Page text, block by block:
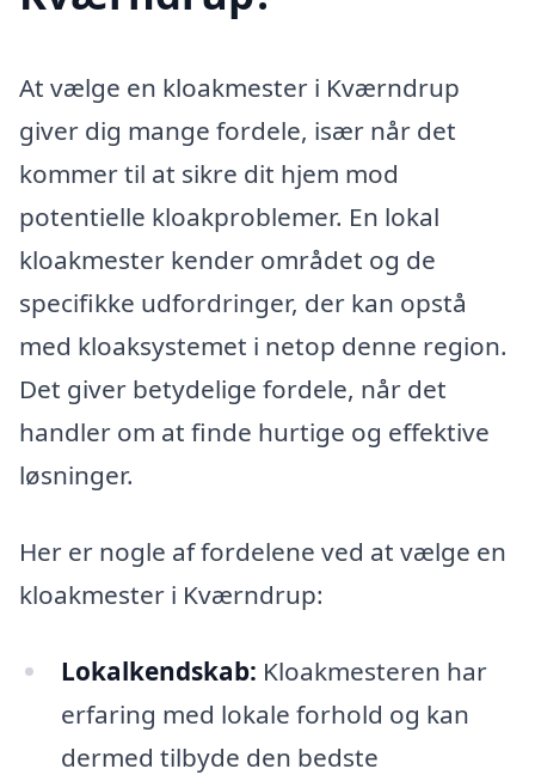
At vælge en kloakmester i Kværndrup
giver dig mange fordele, især når det
kommer til at sikre dit hjem mod
potentielle kloakproblemer. En lokal
kloakmester kender området og de
specifikke udfordringer, der kan opstå
med kloaksystemet i netop denne region.
Det giver betydelige fordele, når det
handler om at finde hurtige og effektive
løsninger.
Her er nogle af fordelene ved at vælge en
kloakmester i Kværndrup:
Lokalkendskab: Kloakmesteren har
erfaring med lokale forhold og kan
dermed tilbyde den bedste